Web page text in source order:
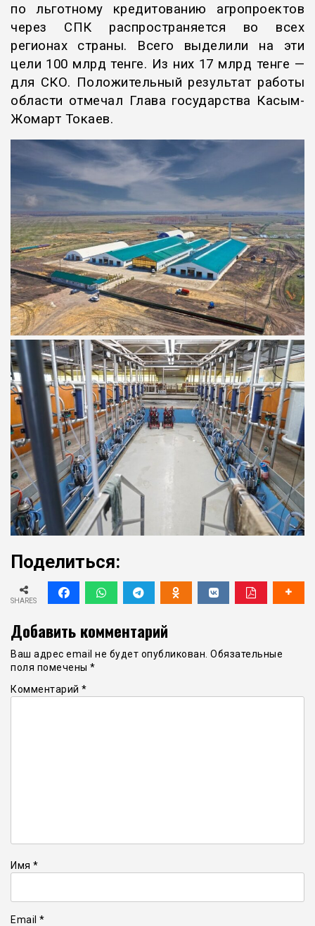
по льготному кредитованию агропроектов
через СПК распространяется во всех
регионах страны. Всего выделили на эти
цели 100 млрд тенге. Из них 17 млрд тенге —
для СКО. Положительный результат работы
области отмечал Глава государства Касым-
Жомарт Токаев.
Поделиться:
SHARES
Добавить комментарий
Ваш адрес email не будет опубликован. Обязательные
поля помечены *
Комментарий *
Имя *
Email *